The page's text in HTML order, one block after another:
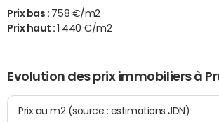
Prix bas : 758 €/m2
Prix haut :
1 440 €/m2
Evolution des prix immobiliers à
Prix au m2 (source : estimations JDN)